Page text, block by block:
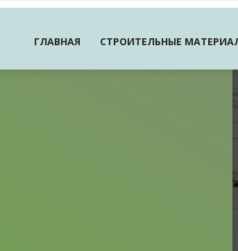
ГЛАВНАЯ СТРОИТЕЛЬНЫЕ